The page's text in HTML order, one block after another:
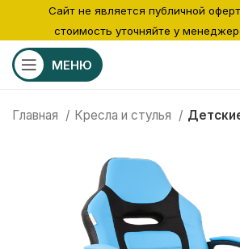
МЕНЮ
Главная Кресла и стулья
Сайт не является публичной
стоимость уточняйте у